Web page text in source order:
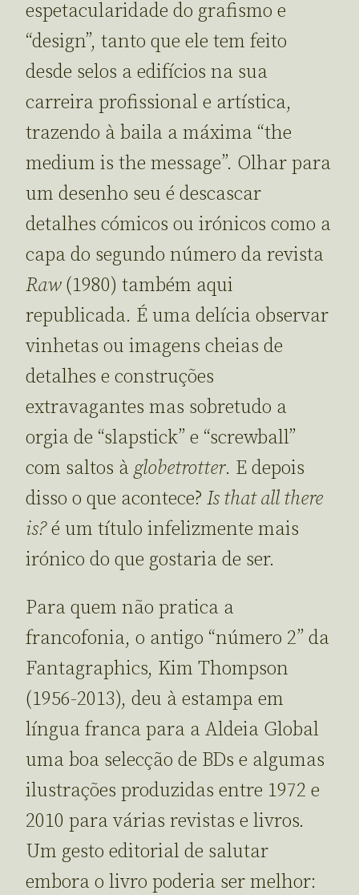
espetacularidade do grafismo e
“design”, tanto que ele tem feito
desde selos a edifícios na sua
carreira profissional e artística,
trazendo à baila a máxima “the
medium is the message”. Olhar para
um desenho seu é descascar
detalhes cómicos ou irónicos como a
capa do segundo número da revista
Raw(1980) também aqui
republicada. É uma delícia observar
vinhetas ou imagens cheias de
detalhes e construções
extravagantes mas sobretudo a
orgia de “slapstick” e “screwball”
com saltos à globetrotter. E depois
disso o que acontece? Is that all there
is?é um título infelizmente mais
irónico do que gostaria de ser.
Para quem não pratica a
francofonia, o antigo “número 2” da
Fantagraphics, Kim Thompson
(1956-2013), deu à estampa em
língua franca para a Aldeia Global
uma boa selecção de BDs e algumas
ilustrações produzidas entre 1972 e
2010 para várias revistas e livros.
Um gesto editorial de salutar
embora o livro poderia ser melhor: